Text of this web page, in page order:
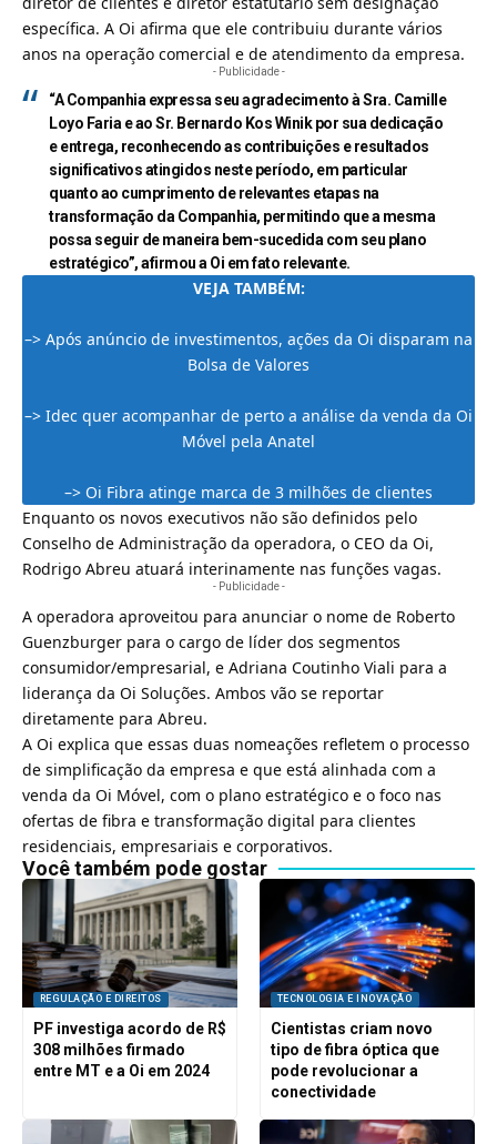
específica. A Oi afirma que ele contribuiu durante vários
anos na operação comercial e de atendimento da empresa.
- Publicidade -
“A Companhia expressa seu agradecimento à Sra. Camille
Loyo Faria e ao Sr. Bernardo Kos Winik por sua dedicação
e entrega, reconhecendo as contribuições e resultados
significativos atingidos neste período, em particular
quanto ao cumprimento de relevantes etapas na
transformação da Companhia, permitindo que a mesma
possa seguir de maneira bem-sucedida com seu plano
estratégico”, afirmou a Oi em fato relevante.
VEJA TAMBÉM:
–> Após anúncio de investimentos, ações da Oi disparam na
Bolsa de Valores
–> Idec quer acompanhar de perto a análise da venda da Oi
Móvel pela Anatel
–> Oi Fibra atinge marca de 3 milhões de clientes
Enquanto os novos executivos não são definidos pelo
Conselho de Administração da operadora, o CEO da Oi,
Rodrigo Abreu atuará interinamente nas funções vagas.
- Publicidade -
A operadora aproveitou para anunciar o nome de Roberto
Guenzburger para o cargo de líder dos segmentos
consumidor/empresarial, e Adriana Coutinho Viali para a
liderança da Oi Soluções. Ambos vão se reportar
diretamente para Abreu.
A Oi explica que essas duas nomeações refletem o processo
de simplificação da empresa e que está alinhada com a
venda da Oi Móvel, com o plano estratégico e o foco nas
ofertas de fibra e transformação digital para clientes
residenciais, empresariais e corporativos.
Você também pode gostar
REGULAÇÃO E DIREITOS
PF investiga acordo de R$
308 milhões firmado
entre MT e a Oi em 2024
TECNOLOGIA E INOVAÇÃO
Cientistas criam novo
tipo de fibra óptica que
pode revolucionar a
conectividade